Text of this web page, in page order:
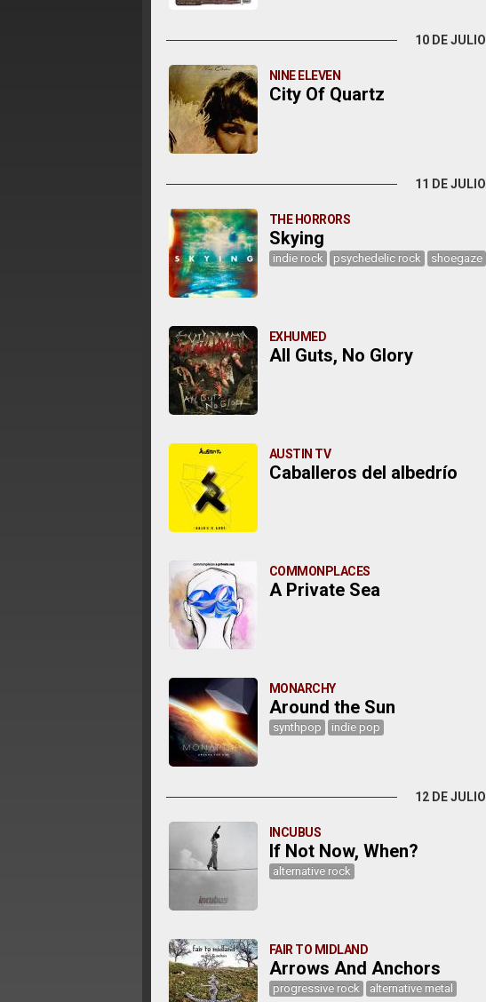
10 DE JULIO
NINE ELEVEN
City Of Quartz
11 DE JULIO
THE HORRORS
Skying
indie rock psychedelic rock shoegaze
EXHUMED
All Guts, No Glory
AUSTIN TV
Caballeros del albedrío
COMMONPLACES
A Private Sea
MONARCHY
Around the Sun
synthpop indie pop
12 DE JULIO
INCUBUS
If Not Now, When?
alternative rock
FAIR TO MIDLAND
Arrows And Anchors
progressive rock alternative metal